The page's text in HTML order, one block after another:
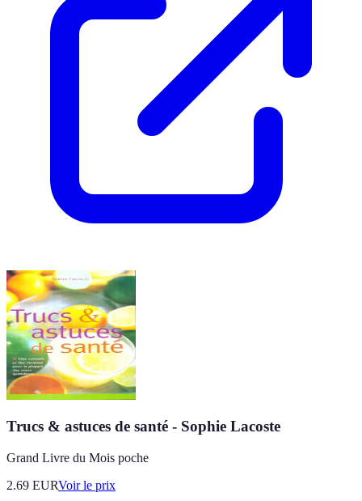
Trucs & astuces de santé - Sophie Lacoste
Grand Livre du Mois poche
2.69 EURVoir le prix